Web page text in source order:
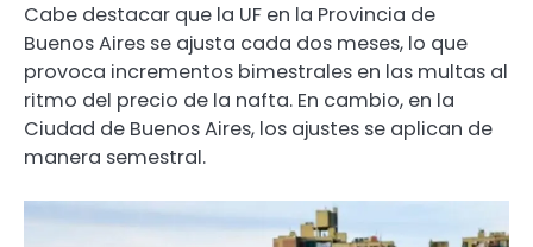
Cabe destacar que la UF en la Provincia de
Buenos Aires se ajusta cada dos meses, lo que
provoca incrementos bimestrales en las multas al
ritmo del precio de la nafta. En cambio, en la
Ciudad de Buenos Aires, los ajustes se aplican de
manera semestral.